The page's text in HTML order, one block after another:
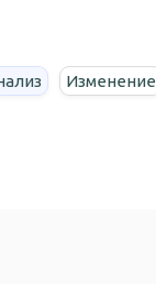
Изменение